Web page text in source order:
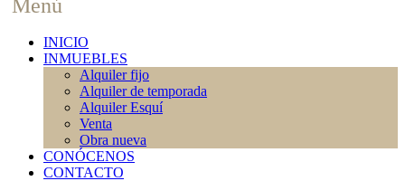
Menú
INICIO
INMUEBLES
Alquiler fijo
Alquiler de temporada
Alquiler Esquí
Venta
Obra nueva
CONÓCENOS
CONTACTO